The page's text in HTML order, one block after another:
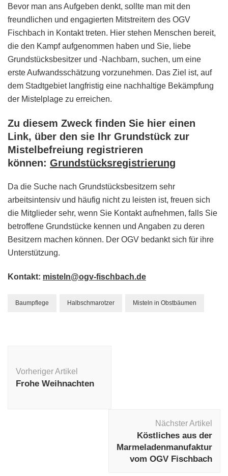
Bevor man ans Aufgeben denkt, sollte man mit den
freundlichen und engagierten Mitstreitern des OGV
Fischbach in Kontakt treten. Hier stehen Menschen bereit,
die den Kampf aufgenommen haben und Sie, liebe
Grundstücksbesitzer und -Nachbarn, suchen, um eine
erste Aufwandsschätzung vorzunehmen. Das Ziel ist, auf
dem Stadtgebiet langfristig eine nachhaltige Bekämpfung
der Mistelplage zu erreichen.
Zu diesem Zweck finden Sie hier einen
Link, über den sie Ihr Grundstück zur
Mistelbefreiung registrieren
können: Grundstücksregistrierung
Da die Suche nach Grundstücksbesitzern sehr
arbeitsintensiv und häufig nicht zu leisten ist, freuen sich
die Mitglieder sehr, wenn Sie Kontakt aufnehmen, falls Sie
betroffene Grundstücke kennen und Angaben zu deren
Besitzern machen können. Der OGV bedankt sich für ihre
Unterstützung.
Kontakt: misteln@ogv-fischbach.de
Baumpflege Halbschmarotzer Misteln in Obstbäumen
Vorheriger Artikel
Frohe Weihnachten
Nächster Artikel
Köstliches aus der
Marmeladenmanufaktur
vom OGV Fischbach